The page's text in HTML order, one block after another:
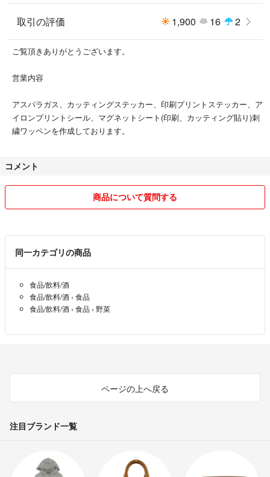
取引の評価 1,900 16 2
ご覧頂きありがとうございます。
営業内容
アスパラガス、カッティングステッカー、印刷プリントステッカー、ア
イロンプリントシール、マグネットシート(印刷、カッティング貼り)刺
繍ワッペンを作成しております。
コメント
商品について質問する
同一カテゴリの商品
食品/飲料/酒
食品/飲料/酒 › 食品
食品/飲料/酒 › 食品 › 野菜
ページの上へ戻る
注目ブランド一覧